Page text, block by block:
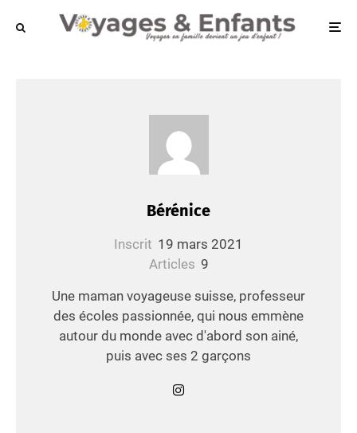
Bérénice
Inscrit 19 mars 2021
Articles 9
Une maman voyageuse suisse, professeur
des écoles passionnée, qui nous emmène
autour du monde avec d'abord son ainé,
puis avec ses 2 garçons